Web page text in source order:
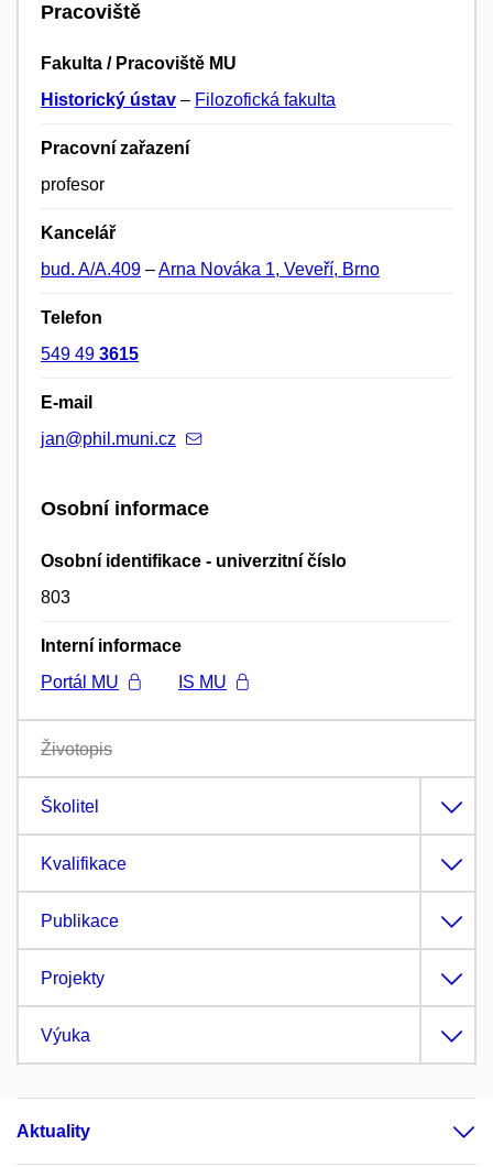
Pracoviště
Fakulta / Pracoviště MU
Historický ústav – Filozofická fakulta
Pracovní zařazení
profesor
Kancelář
bud. A/A.409 –Arna Nováka 1, Veveří, Brno
Telefon
549 49 3615
E-mail
jan@phil.muni.cz
Osobní informace
Osobní identifikace - univerzitní číslo
803
Interní informace
Portál MU
IS MU
Životopis
Školitel
Kvalifikace
Publikace
Projekty
Výuka
Aktuality